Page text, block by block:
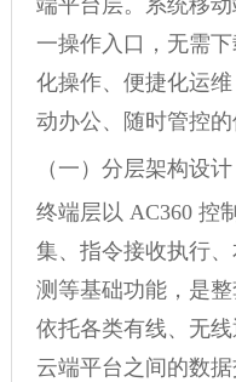
端平台层。系统移
一操作入口，无需
化操作、便捷化运
动办公、随时管控的
（一）分层架构设
终端层以 AC360 控
集、指令接收执行
测等基础功能，是
依托各类有线、无
云端平台之间的数